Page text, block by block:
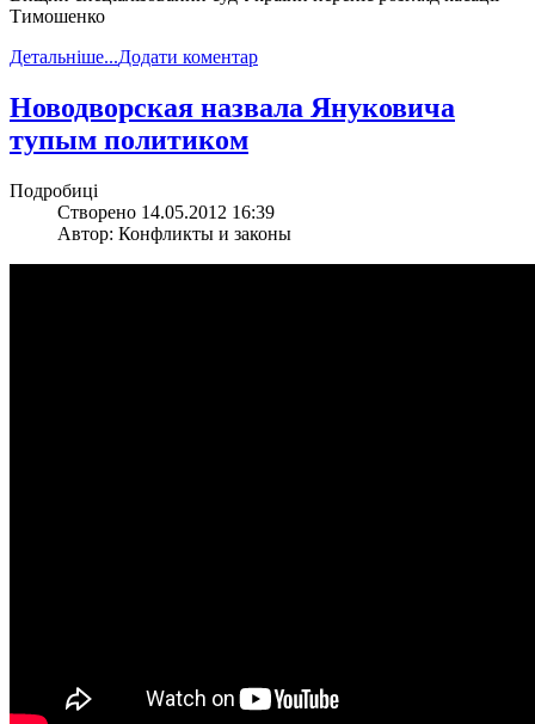
Тимошенко
Детальніше...Додати коментар
Новодворская назвала Януковича
тупым политиком
Подробиці
Створено 14.05.2012 16:39
Автор: Конфликты и законы